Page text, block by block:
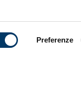
Preferenze
accendere nei sedici
muoviamo con i
rimangono su